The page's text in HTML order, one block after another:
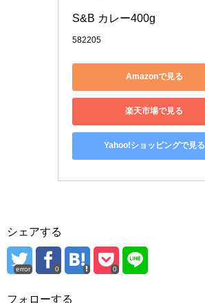
S&B カレー400g
582205
Amazonで見る
楽天市場で見る
Yahoo!ショッピングで見る
シェアする
error 0 0
フォローする